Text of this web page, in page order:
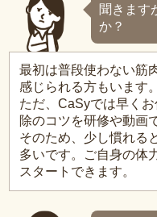
聞きます
か？
最初は普段使わない筋
感じられる方もいます。
ただ、CaSyでは早く
除のコツを研修や動画
そのため、少し慣れる
多いです。ご自身の体
スタートできます。